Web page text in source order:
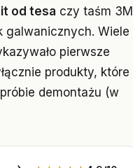
od tesa czy taśm 3M
galwanicznych. Wiele
pierwsze
produkty, które
demontażu (w